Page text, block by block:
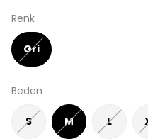
Renk
Gri
Beden
S M L